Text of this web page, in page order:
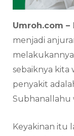
Umroh.com –
menjadi
sebaiknya kita
penyakit
Subhanallahu
Keyakinan itu